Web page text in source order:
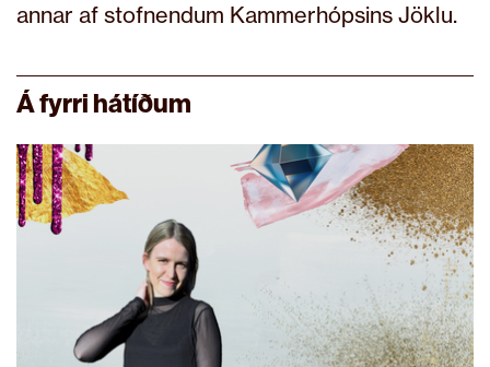
annar af stofnendum Kammerhópsins Jöklu.
Á fyrri hátíðum